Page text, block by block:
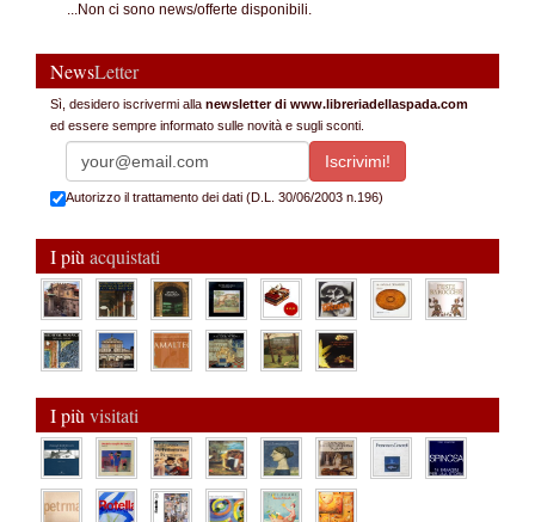
...Non ci sono news/offerte disponibili.
NewsLetter
Sì, desidero iscrivermi alla newsletter di www.libreriadellaspada.com
ed essere sempre informato sulle novità e sugli sconti.
Autorizzo il trattamento dei dati (D.L. 30/06/2003 n.196)
I più acquistati
I più visitati